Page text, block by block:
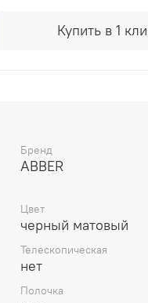
Купить в 1
Бренд
ABBER
Цвет
черный матовый
Телескопическая
нет
Полочка